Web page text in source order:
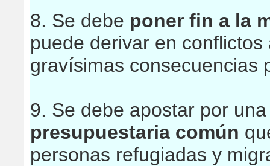
8. Se debe poner fin a la
puede derivar en
gravísimas consecuencias
9. Se debe apostar por
presupuestaria común
personas refugiadas y